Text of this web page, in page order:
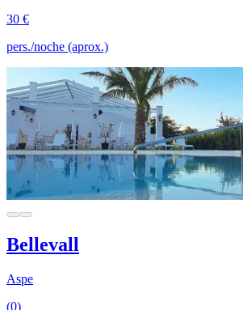
30 €
pers./noche (aprox.)
Bellevall
Aspe
(0)